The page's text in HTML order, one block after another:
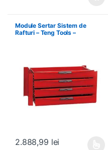
Module Sertar Sistem de
Rafturi – Teng Tools –
2.888,99 lei